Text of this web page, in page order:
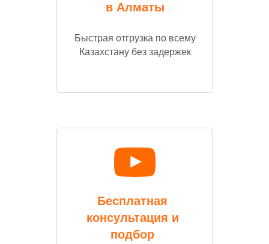
в Алматы
Бесплатная
консультация и
подбор
Быстрая отгрузка по всему
Казахстану без задержек